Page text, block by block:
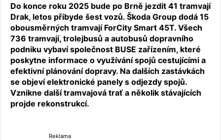
Do konce roku 2025 bude po Brně jezdit 41 tramvají
Drak, letos přibyde šest vozů. Škoda Group dodá 15
obousměrných tramvají ForCity Smart 45T. Všech
736 tramvají, trolejbusů a autobusů dopravního
podniku vybaví společnost BUSE zařízením, které
poskytne informace o využívání spojů cestujícími a
efektivní plánování dopravy. Na dalších zastávkách
se objeví elektronické panely s odjezdy spojů.
Vznikne další tramvajová trať a několik stávajících
projde rekonstrukcí.
Reklama